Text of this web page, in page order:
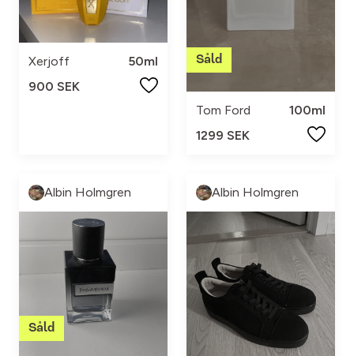
Xerjoff
50ml
900 SEK
Tom Ford
100ml
1299 SEK
Albin Holmgren Albin Holmgren